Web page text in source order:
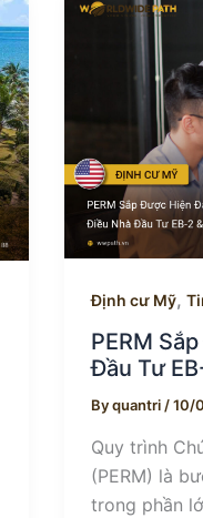
Định cư Mỹ,
PERM
Đầu Tư
Byquantri /10/
Quy trình
(PERM) là
trong phần